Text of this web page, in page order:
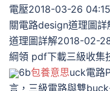
電壓2018-03-26
關電路design道理圖
道理圖詳解2018-02-
綱領 pdf下載三級收
6b包養意思uck電路
言，三級電路與雙